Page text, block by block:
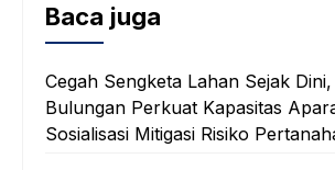
Baca juga
Cegah Sengketa Lahan Sejak
Bulungan Perkuat Kapasitas
Sosialisasi Mitigasi Risiko